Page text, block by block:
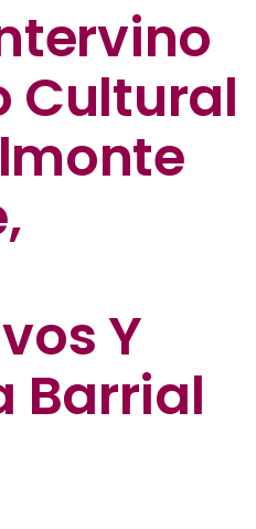
Cultural
Y
Barrial